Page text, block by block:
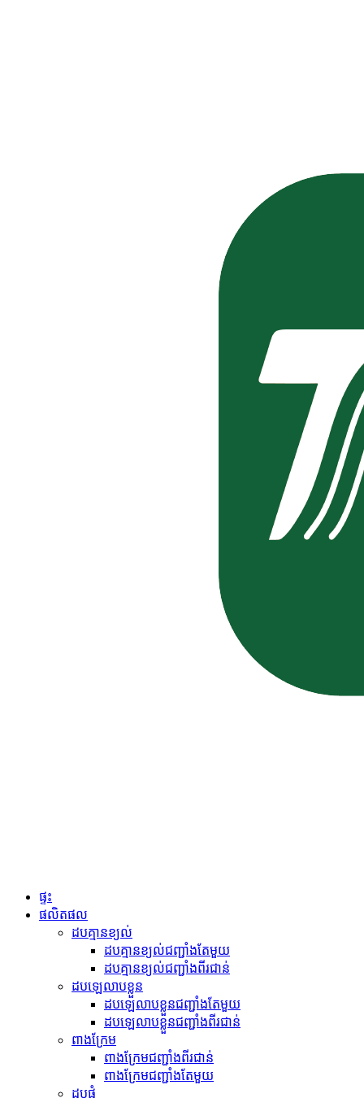
ផ្ទះ
ផលិតផល
ដបគ្មានខ្យល់
ដបគ្មានខ្យល់ជញ្ជាំងតែមួយ
ដបគ្មានខ្យល់ជញ្ជាំងពីរជាន់
ដបឡេលាបខ្លួន
ដបឡេលាបខ្លួនជញ្ជាំងតែមួយ
ដបឡេលាបខ្លួនជញ្ជាំងពីរជាន់
ពាងក្រែម
ពាងក្រែមជញ្ជាំងពីរជាន់
ពាងក្រែមជញ្ជាំងតែមួយ
ដបផ្លុំ